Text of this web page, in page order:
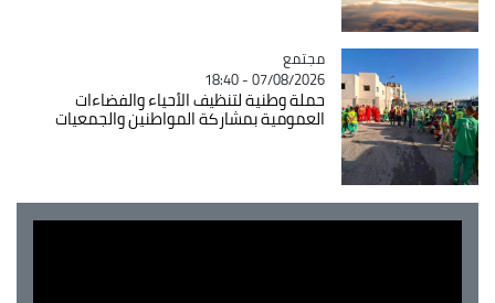
Catégorie
مجتمع
07/08/2026 - 18:40
حملة وطنية لتنظيف الأحياء والفضاءات
العمومية بمشاركة المواطنين والجمعيات